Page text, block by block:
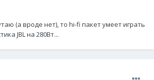
(а вроде нет), то hi-fi пакет умеет играть
JBL на 280Вт...